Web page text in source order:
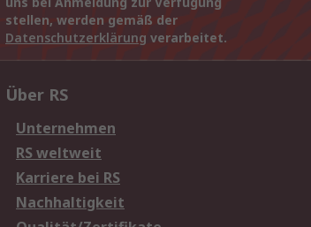
stellen, werden gemäß der
Datenschutzerklärung verarbeitet.
Über RS
Unternehmen
RS weltweit
Karriere bei RS
Nachhaltigkeit